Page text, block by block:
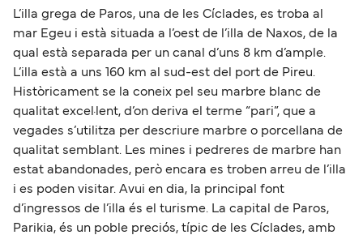
L’illa grega de Paros, una de les Cíclades, es troba al
mar Egeu i està situada a l’oest de l’illa de Naxos, de la
qual està separada per un canal d’uns 8 km d’ample.
L’illa està a uns 160 km al sud-est del port de Pireu.
Històricament se la coneix pel seu marbre blanc de
qualitat excel·lent, d’on deriva el terme “pari”, que a
vegades s’utilitza per descriure marbre o porcellana de
qualitat semblant. Les mines i pedreres de marbre han
estat abandonades, però encara es troben arreu de l’illa
i es poden visitar. Avui en dia, la principal font
d’ingressos de l’illa és el turisme. La capital de Paros,
Parikia, és un poble preciós, típic de les Cíclades, amb